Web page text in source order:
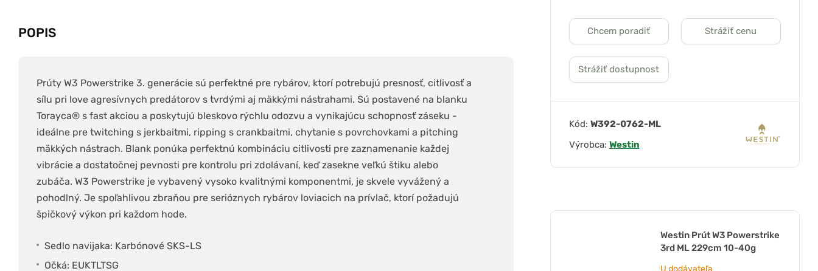
POPIS
Prúty W3 Powerstrike 3. generácie sú perfektné pre rybárov, ktorí potrebujú presnosť, citlivosť a
sílu pri love agresívnych predátorov s tvrdými aj mäkkými nástrahami. Sú postavené na blanku
Torayca® s fast akciou a poskytujú bleskovo rýchlu odozvu a vynikajúcu schopnosť záseku -
ideálne pre twitching s jerkbaitmi, ripping s crankbaitmi, chytanie s povrchovkami a pitching
mäkkých nástrach. Blank ponúka perfektnú kombináciu citlivosti pre zaznamenanie každej
vibrácie a dostatočnej pevnosti pre kontrolu pri zdolávaní, keď zasekne veľkú štiku alebo
zubáča. W3 Powerstrike je vybavený vysoko kvalitnými komponentmi, je skvele vyvážený a
pohodlný. Je spoľahlivou zbraňou pre serióznych rybárov loviacich na prívlač, ktorí požadujú
špičkový výkon pri každom hode.
Sedlo navijaka: Karbónové SKS-LS
Očká: EUKTLTSG
Chcem poradiť Strážiť cenu
Strážiť dostupnost
Kód: W392-0762-ML
Výrobca: Westin
Westin Prút W3 Powerstrike
3rd ML 229cm 10-40g
U dodávateľa